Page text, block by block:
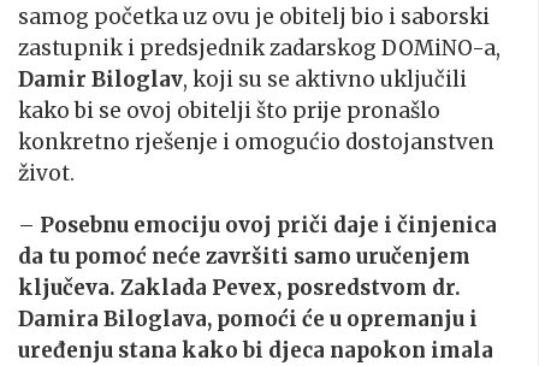
samog početka uz ovu je obitelj bio i saborski
zastupnik i predsjednik zadarskog DOMiNO-a,
Damir Biloglav, koji su se aktivno uključili
kako bi se ovoj obitelji što prije pronašlo
konkretno rješenje i omogućio dostojanstven
život.
– Posebnu emociju ovoj priči daje i činjenica
da tu pomoć neće završiti samo uručenjem
ključeva. Zaklada Pevex, posredstvom dr.
Damira Biloglava, pomoći će u opremanju i
uređenju stana kako bi djeca napokon imala